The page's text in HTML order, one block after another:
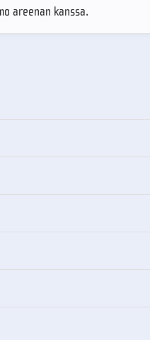
areenan kanssa.